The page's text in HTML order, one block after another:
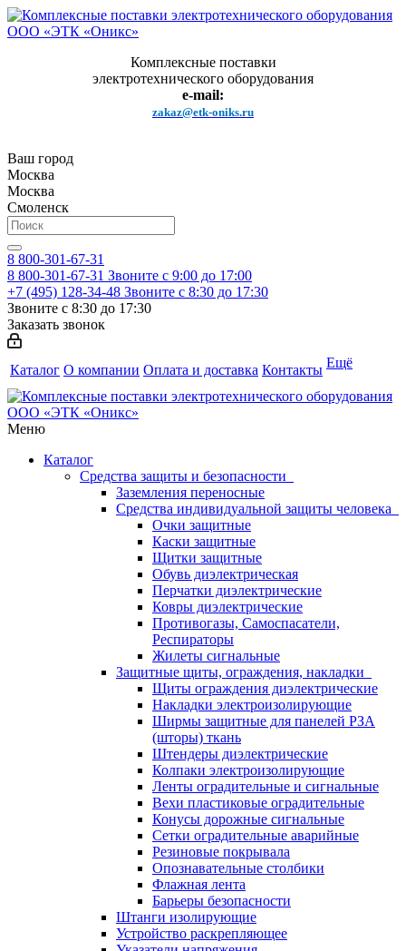
Комплексные поставки
электротехнического оборудования
e-mail:
zakaz@etk-oniks.ru
Ваш город
Москва
Москва
Смоленск
8 800-301-67-31
8 800-301-67-31 Звоните с 9:00 до 17:00
+7 (495) 128-34-48 Звоните с 8:30 до 17:30
Звоните с 8:30 до 17:30
Заказать звонок
Каталог О компании Оплата и доставка Контакты Ещё
Меню
Каталог
Средства защиты и безопасности
Заземления переносные
Средства индивидуальной защиты человека
Очки защитные
Каски защитные
Щитки защитные
Обувь диэлектрическая
Перчатки диэлектрические
Ковры диэлектрические
Противогазы, Самоспасатели,
Респираторы
Жилеты сигнальные
Защитные щиты, ограждения, накладки
Щиты ограждения диэлектрические
Накладки электроизолирующие
Ширмы защитные для панелей РЗА
(шторы) ткань
Штендеры диэлектрические
Колпаки электроизолирующие
Ленты оградительные и сигнальные
Вехи пластиковые оградительные
Конусы дорожные сигнальные
Сетки оградительные аварийные
Резиновые покрывала
Опознавательные столбики
Флажная лента
Барьеры безопасности
Штанги изолирующие
Устройство раскрепляющее